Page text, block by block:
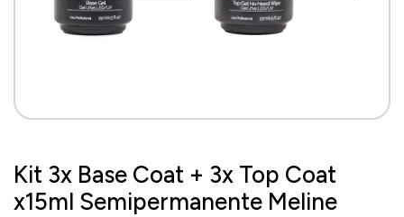
Kit 3x Base Coat + 3x Top Coat
x15ml Semipermanente Meline